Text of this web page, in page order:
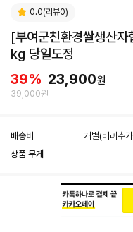
0.0(리뷰0)
[부여군친환경쌀생산
kg 당일도정
39% 23,900원
39,000원
배송비 개별(비례추
상품 무게